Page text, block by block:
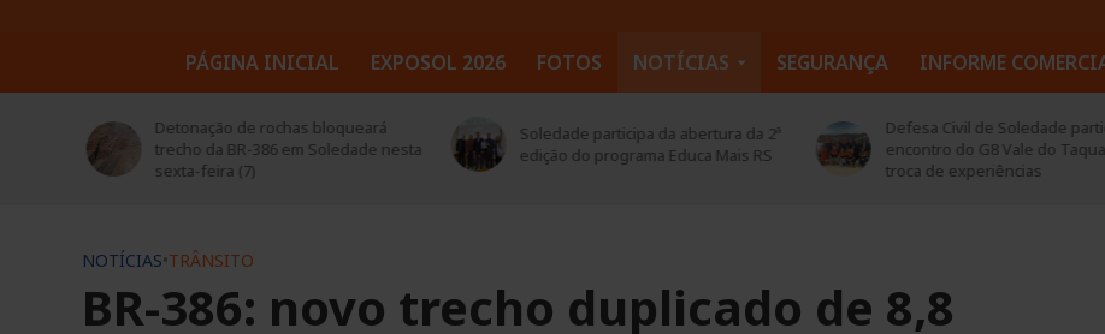
PÁGINA INICIAL EXPOSOL 2026 FOTOS NOTÍCIAS SEGURANÇA INFORME
Detonação de rochas bloqueará
trecho da BR-386 em Soledade nesta
sexta-feira (7)
Soledade participa da abertura da 2ª
edição do programa Educa Mais RS
Defesa Civil de Soledade
encontro do G8 Vale do
troca de experiências
NOTÍCIAS•TRÂNSITO
BR-386: novo trecho duplicado de 8,8